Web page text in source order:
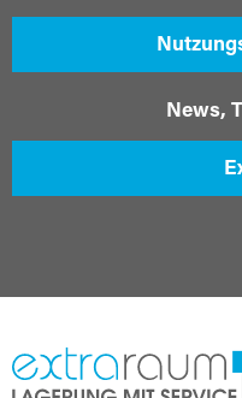
News,